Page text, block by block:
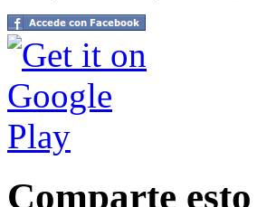
Comparte esto